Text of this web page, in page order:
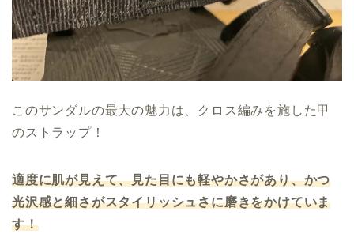
このサンダルの最大の魅力は、クロス編みを施した甲
のストラップ！
適度に肌が見えて、見た目にも軽やかさがあり、かつ
光沢感と細さがスタイリッシュさに磨きをかけていま
す！